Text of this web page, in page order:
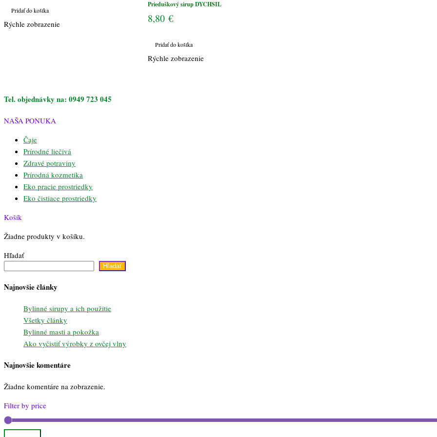
Pridať do košíka
Rýchle zobrazenie
Prieduškový sirup DYCHSIL
8,80 €
Pridať do košíka
Rýchle zobrazenie
Tel. objednávky na: 0949 723 045
NAŠA PONUKA
Čaje
Prírodné liečivá
Zdravé potraviny
Prírodná kozmetika
Eko pracie prostriedky
Eko čistiace prostriedky
Košík
Žiadne produkty v košíku.
Hľadať
Hľadať
Najnovšie články
Bylinné sirupy a ich použitie
Všetky články
Bylinné masti a pokožka
Ako vyčistiť výrobky z ovčej vlny
Najnovšie komentáre
Žiadne komentáre na zobrazenie.
Filter by price